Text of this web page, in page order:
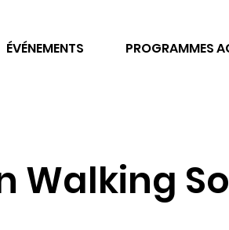
ÉVÉNEMENTS PROGRAMMES
Walking